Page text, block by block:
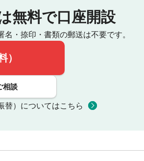
無料で口座開設
名・捺印・書類の郵送は不要です。
）
相談
替）についてはこちら